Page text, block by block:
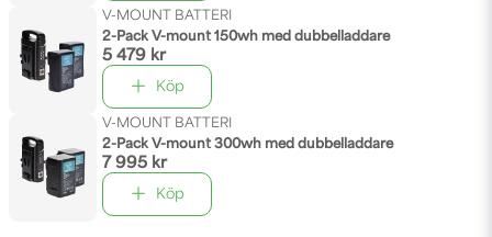
V-MOUNT BATTERI
2-Pack V-mount 150wh med dubbelladdare
5 479 kr
Köp
V-MOUNT BATTERI
2-Pack V-mount 300wh med dubbelladdare
7 995 kr
Köp